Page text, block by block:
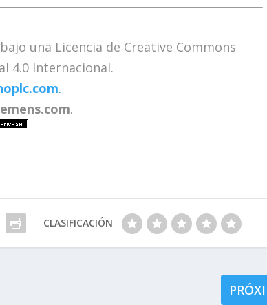
bajo una Licencia de Creative Commons
4.0 Internacional.
.
.
CLASIFICACIÓN